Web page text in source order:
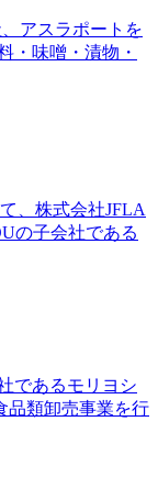
アスラポートを
・味噌・漬物・
、株式会社JFLA
の子会社である
であるモリヨシ
品類卸売事業を行